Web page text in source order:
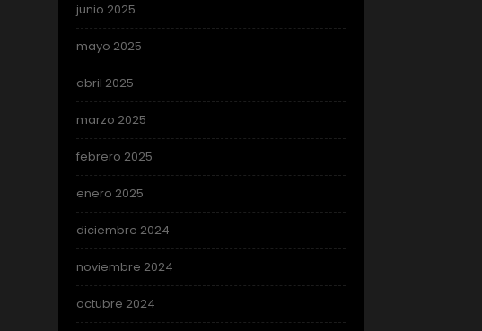
junio 2025
mayo 2025
abril 2025
marzo 2025
febrero 2025
enero 2025
diciembre 2024
noviembre 2024
octubre 2024